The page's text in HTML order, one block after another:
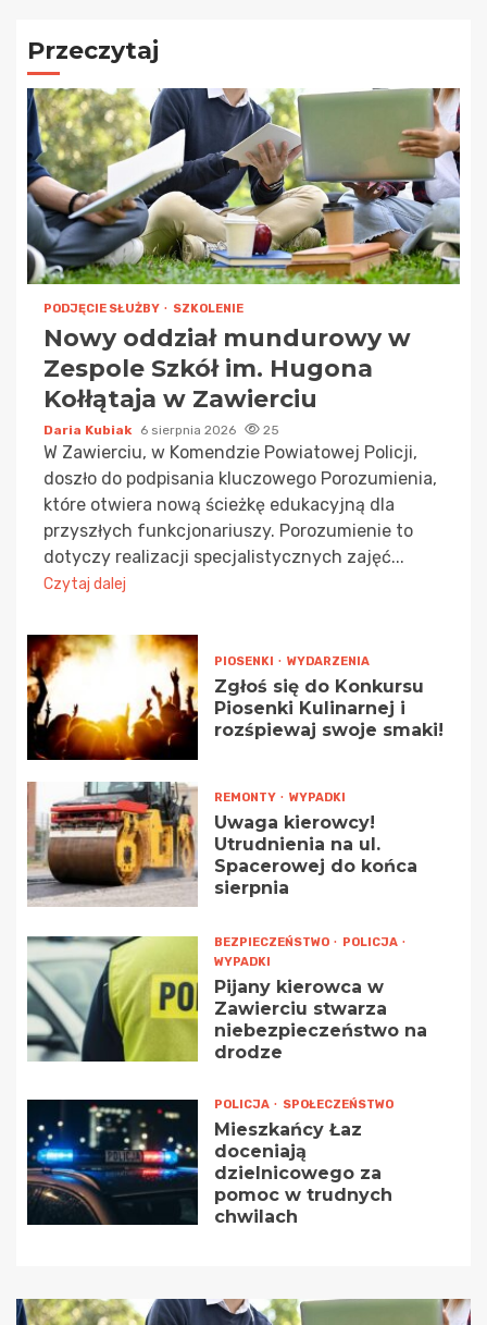
Przeczytaj
PODJĘCIE SŁUŻBY SZKOLENIE
Nowy oddział mundurowy w
Zespole Szkół im. Hugona
Kołłątaja w Zawierciu
Daria Kubiak 6 sierpnia 2026 25
W Zawierciu, w Komendzie Powiatowej Policji,
doszło do podpisania kluczowego Porozumienia,
które otwiera nową ścieżkę edukacyjną dla
przyszłych funkcjonariuszy. Porozumienie to
dotyczy realizacji specjalistycznych zajęć...
Czytaj dalej
PIOSENKI WYDARZENIA
Zgłoś się do Konkursu
Piosenki Kulinarnej i
rozśpiewaj swoje smaki!
REMONTY WYPADKI
Uwaga kierowcy!
Utrudnienia na ul.
Spacerowej do końca
sierpnia
BEZPIECZEŃSTWO
POLICJA
WYPADKI
Pijany kierowca w
Zawierciu stwarza
niebezpieczeństwo na
drodze
POLICJA SPOŁECZEŃSTWO
Mieszkańcy Łaz
doceniają
dzielnicowego za
pomoc w trudnych
chwilach